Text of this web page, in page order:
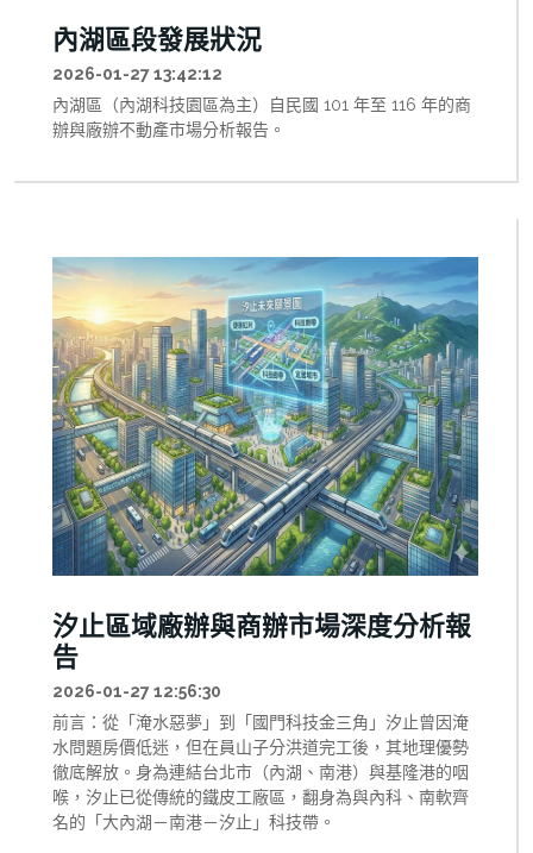
內湖區段發展狀況
2026-01-27 13:42:12
內湖區（內湖科技園區為主）自民國 101 年至 116 年的商
辦與廠辦不動產市場分析報告。
汐止區域廠辦與商辦市場深度分析報
告
2026-01-27 12:56:30
前言：從「淹水惡夢」到「國門科技金三角」汐止曾因淹
水問題房價低迷，但在員山子分洪道完工後，其地理優勢
徹底解放。身為連結台北市（內湖、南港）與基隆港的咽
喉，汐止已從傳統的鐵皮工廠區，翻身為與內科、南軟齊
名的「大內湖－南港－汐止」科技帶。